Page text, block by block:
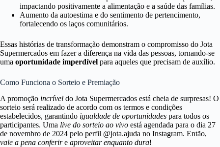
impactando positivamente a alimentação e a saúde das famílias.
Aumento da autoestima e do sentimento de pertencimento,
fortalecendo os laços comunitários.
Essas histórias de transformação demonstram o compromisso do Jota
Supermercados em fazer a diferença na vida das pessoas, tornando-se
uma oportunidade imperdível para aqueles que precisam de auxílio.
Como Funciona o Sorteio e Premiação
A promoção incrível do Jota Supermercados está cheia de surpresas! O
sorteio será realizado de acordo com os termos e condições
estabelecidos, garantindo igualdade de oportunidades para todos os
participantes. Uma live do sorteio ao vivo está agendada para o dia 27
de novembro de 2024 pelo perfil @jota.ajuda no Instagram. Então,
vale a pena conferire aproveitar enquanto dura!